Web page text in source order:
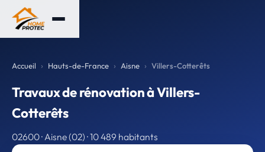
Accueil Hauts-de-France Aisne Villers-Cotterêts
Travaux de rénovation à Villers-
Cotterêts
02600 · Aisne (02) · 10 489 habitants